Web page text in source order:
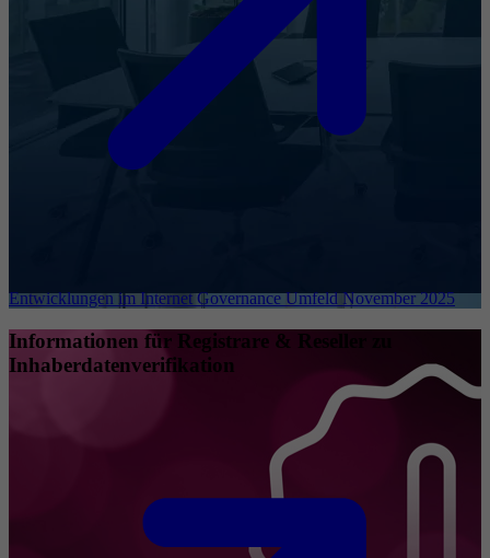
Entwicklungen im Internet Governance Umfeld November 2025
Informationen für Registrare & Reseller zu
Inhaberdatenverifikation